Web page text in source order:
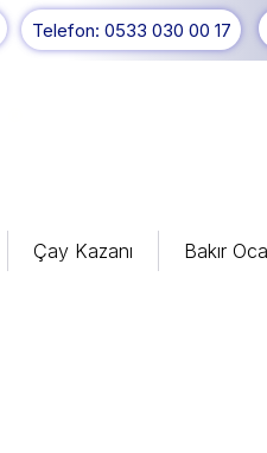
Telefon: 0533 030 00 17
Çay Kazanı Bakır